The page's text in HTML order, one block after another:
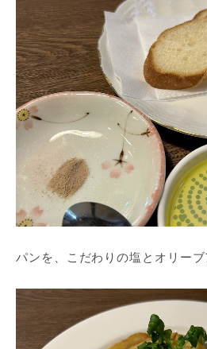
パンを、こだわりの塩とオリーブ